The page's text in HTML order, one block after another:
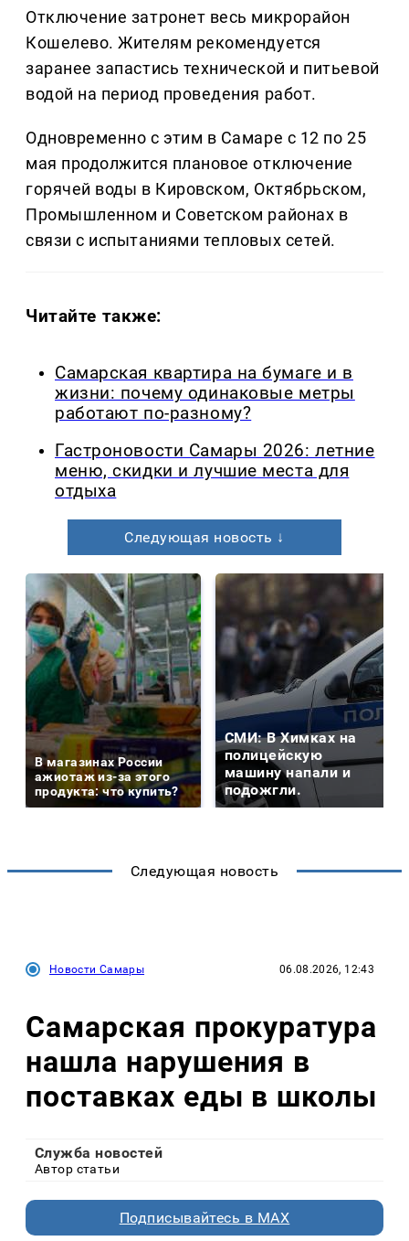
Отключение затронет весь микрорайон
Кошелево. Жителям рекомендуется
заранее запастись технической и питьевой
водой на период проведения работ.
Одновременно с этим в Самаре с 12 по 25
мая продолжится плановое отключение
горячей воды в Кировском, Октябрьском,
Промышленном и Советском районах в
связи с испытаниями тепловых сетей.
Читайте также:
Самарская квартира на бумаге и в
жизни: почему одинаковые метры
работают по-разному?
Гастроновости Самары 2026: летние
меню, скидки и лучшие места для
отдыха
Следующая новость ↓
В магазинах России
ажиотаж из-за этого
продукта: что купить?
СМИ: В Химках на
полицейскую
машину напали и
подожгли.
Следующая новость
Новости Самары 06.08.2026, 12:43
Самарская прокуратура
нашла нарушения в
поставках еды в школы
Служба новостей
Автор статьи
Подписывайтесь в MAX